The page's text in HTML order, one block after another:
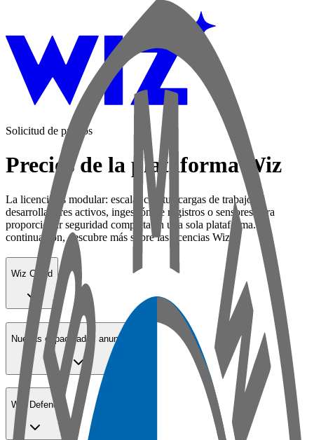
Solicitud de precios
Precios de la plataforma Wiz
La licencia es modular: escalar con tus cargas de trabajo,
desarrolladores activos, ingestión de registros o sensores para
proporcionar seguridad completa en una sola plataforma. A
continuación, descubre más sobre las licencias Wiz:
Wiz Cloud
Nuevas capacidades anunciadas
Wiz Defend